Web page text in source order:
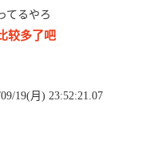
てるやろ
较多了吧
19(月) 23:52:21.07